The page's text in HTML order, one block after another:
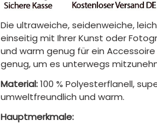
Die ultraweiche, seidenweiche,
einseitig mit Ihrer Kunst oder
und warm genug für ein
genug, um es unterwegs
Material:100 % Polyesterflanell,
umweltfreundlich und warm.
Hauptmerkmale: